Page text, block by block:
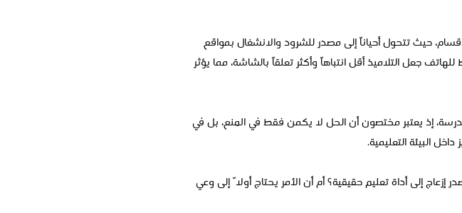
حيث تتحول أحياناً إلى مصدر للشرود والانشغال بمواقع
جعل التلاميذ أقل انتباهاً وأكثر تعلقاً بالشاشة، مما يؤثر
إذ يعتبر مختصون أن الحل لا يكمن فقط في المنع، بل في
البيئة التعليمية.
إلى أداة تعليم حقيقية؟ أم أن الأمر يحتاج أولاً إلى وعي